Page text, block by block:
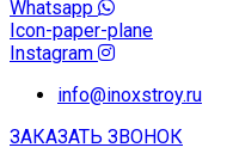
Whatsapp
Icon-paper-plane
Instagram
info@inoxstroy.ru
ЗАКАЗАТЬ ЗВОНОК